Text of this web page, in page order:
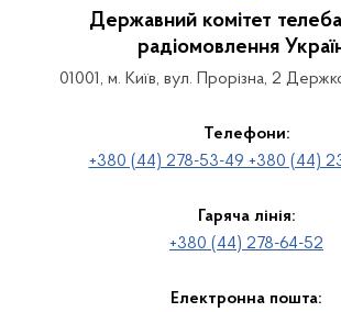
Державний комітет
радіомовлення
01001, м. Київ, вул. Прорізна, 2
Телефони:
+380 (44) 278-53-49 +380 (44)
Гаряча лінія:
+380 (44) 278-64-52
Електронна пошта: